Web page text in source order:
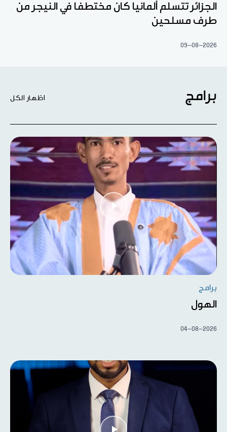
الجزائر تتسلم ألمانيا كان مختطفا في النيجر من
طرف مسلحين
09-08-2026
برامج اظهار الكل
برامج
الهول
04-08-2026